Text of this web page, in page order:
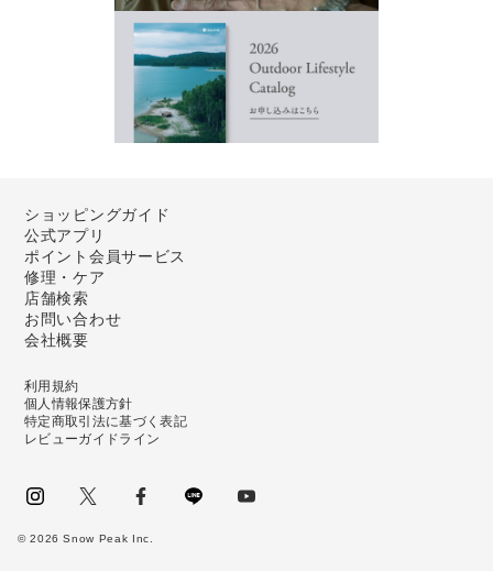
ショッピングガイド
公式アプリ
ポイント会員サービス
修理・ケア
店舗検索
お問い合わせ
会社概要
利用規約
個人情報保護方針
特定商取引法に基づく表記
レビューガイドライン
©2026 Snow Peak Inc.